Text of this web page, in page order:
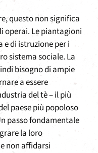
questo non significa
operai. Le piantagioni
e di istruzione per i
sistema sociale. La
bisogno di ampie
a essere
del tè – il più
paese più popoloso
passo fondamentale
la loro
non affidarsi